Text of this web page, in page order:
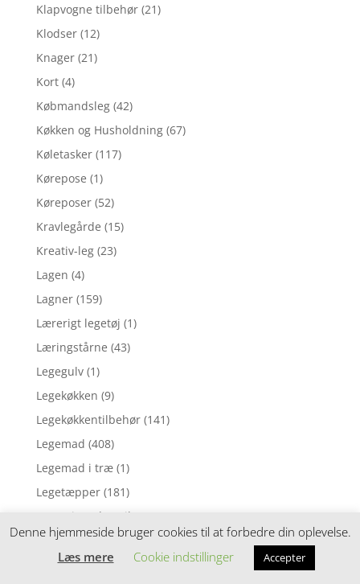
Klapvogne tilbehør (21)
Klodser (12)
Knager (21)
Kort (4)
Købmandsleg (42)
Køkken og Husholdning (67)
Køletasker (117)
Kørepose (1)
Køreposer (52)
Kravlegårde (15)
Kreativ-leg (23)
Lagen (4)
Lagner (159)
Lærerigt legetøj (1)
Læringstårne (43)
Legegulv (1)
Legekøkken (9)
Legekøkkentilbehør (141)
Legemad (408)
Legemad i træ (1)
Legetæpper (181)
Legetøj med spejl
Legetøjs kasseapparat (1)
Legetøjsbil (4)
Denne hjemmeside bruger cookies til at forbedre din oplevelse.
Læs mere
Cookie indstillinger Accepter